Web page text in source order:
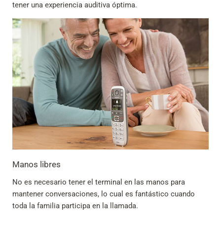
tener una experiencia auditiva óptima.
Manos libres
No es necesario tener el terminal en las manos para
mantener conversaciones, lo cual es fantástico cuando
toda la familia participa en la llamada.